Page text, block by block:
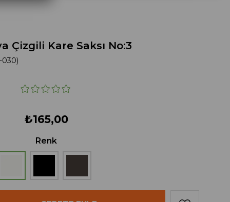
Çizgili Kare Saksı No:3
030)
₺165,00
Renk